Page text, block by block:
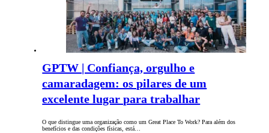
GPTW | Confiança, orgulho e
camaradagem: os pilares de um
excelente lugar para trabalhar
O que distingue uma organização como um Great Place To Work? Para além dos
benefícios e das condições físicas, está…